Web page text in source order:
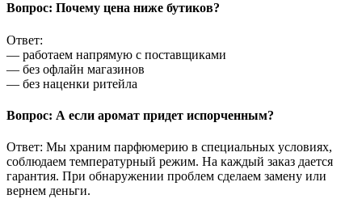
Вопрос: Почему цена ниже бутиков?
Ответ:
— работаем напрямую с поставщиками
— без офлайн магазинов
— без наценки ритейла
Вопрос: А если аромат придет испорченным?
Ответ: Мы храним парфюмерию в специальных условиях,
соблюдаем температурный режим. На каждый заказ дается
гарантия. При обнаружении проблем сделаем замену или
вернем деньги.